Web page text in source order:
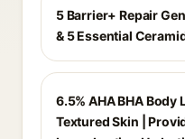
5 Barrier+ Repair
& 5 Essential
6.5% AHA BHA
Textured Skin |